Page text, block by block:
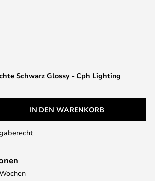
Schwarz Glossy - Cph Lighting
IN DEN WARENKORB